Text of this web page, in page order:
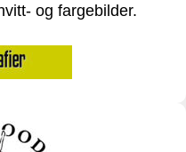
og fargebilder.